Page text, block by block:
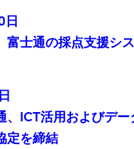
富士通の採点支援シ
、ICT活用およびデー
定を締結